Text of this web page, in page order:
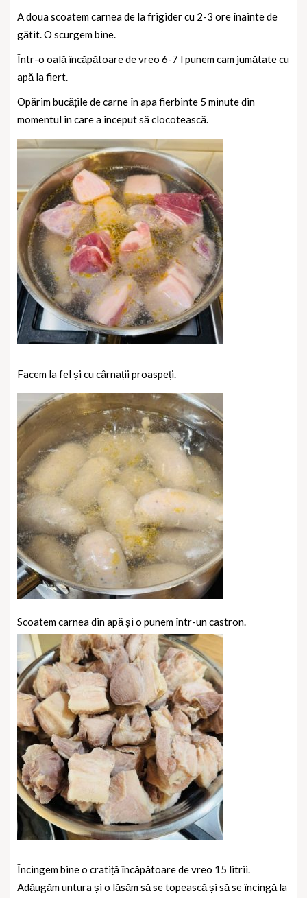
A doua scoatem carnea de la frigider cu 2-3 ore înainte de
gătit. O scurgem bine.
Într-o oală încăpătoare de vreo 6-7 l punem cam jumătate cu
apă la fiert.
Opărim bucățile de carne în apa fierbinte 5 minute din
momentul în care a început să clocotească.
Facem la fel și cu cârnații proaspeți.
Scoatem carnea din apă și o punem într-un castron.
Încingem bine o cratiță încăpătoare de vreo 15 litrii.
Adăugăm untura și o lăsăm să se topească și să se încingă la